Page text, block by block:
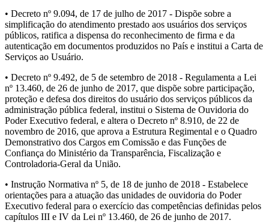
• Decreto nº 9.094, de 17 de julho de 2017 - Dispõe sobre a
simplificação do atendimento prestado aos usuários dos serviços
públicos, ratifica a dispensa do reconhecimento de firma e da
autenticação em documentos produzidos no País e institui a Carta de
Serviços ao Usuário.
• Decreto nº 9.492, de 5 de setembro de 2018 - Regulamenta a Lei
nº 13.460, de 26 de junho de 2017, que dispõe sobre participação,
proteção e defesa dos direitos do usuário dos serviços públicos da
administração pública federal, institui o Sistema de Ouvidoria do
Poder Executivo federal, e altera o Decreto nº 8.910, de 22 de
novembro de 2016, que aprova a Estrutura Regimental e o Quadro
Demonstrativo dos Cargos em Comissão e das Funções de
Confiança do Ministério da Transparência, Fiscalização e
Controladoria-Geral da União.
• Instrução Normativa nº 5, de 18 de junho de 2018 - Estabelece
orientações para a atuação das unidades de ouvidoria do Poder
Executivo federal para o exercício das competências definidas pelos
capítulos III e IV da Lei nº 13.460, de 26 de junho de 2017.